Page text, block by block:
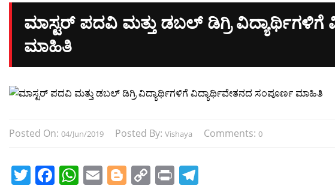
ಮಾಸ್ಟರ್ ಪದವಿ ಮತ್ತು ಡಬಲ್ ಡಿಗ್ರಿ ವಿದ್ಯಾರ್ಥಿಗಳಿಗೆ
ಮಾಹಿತಿ
Posted On: 04/Jun/2019 Posted By: Vishaya Comments: 0
T F W E Bl C Pr